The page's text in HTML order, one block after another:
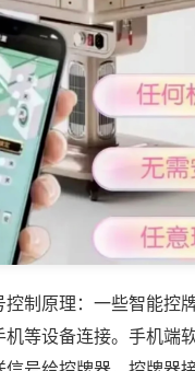
控制原理：一些智能控
机等设备连接。手机端